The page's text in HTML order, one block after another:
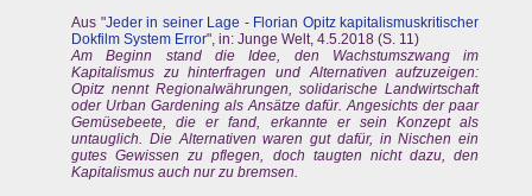
Aus "Jeder in seiner Lage - Florian Opitz kapitalismuskritischer
Dokfilm System Error", in: Junge Welt, 4.5.2018 (S. 11)
Am Beginn stand die Idee, den Wachstumszwang im
Kapitalismus zu hinterfragen und Alternativen aufzuzeigen:
Opitz nennt Regionalwährungen, solidarische Landwirtschaft
oder Urban Gardening als Ansätze dafür. Angesichts der paar
Gemüsebeete, die er fand, erkannte er sein Konzept als
untauglich. Die Alternativen waren gut dafür, in Nischen ein
gutes Gewissen zu pflegen, doch taugten nicht dazu, den
Kapitalismus auch nur zu bremsen.